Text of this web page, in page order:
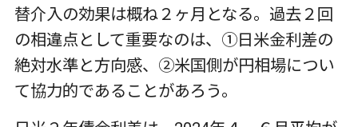
替介入の効果は概ね２ヶ月となる。過去２回
の相違点として重要なのは、①日米金利差の
絶対水準と方向感、②米国側が円相場につい
て協力的であることがあろう。